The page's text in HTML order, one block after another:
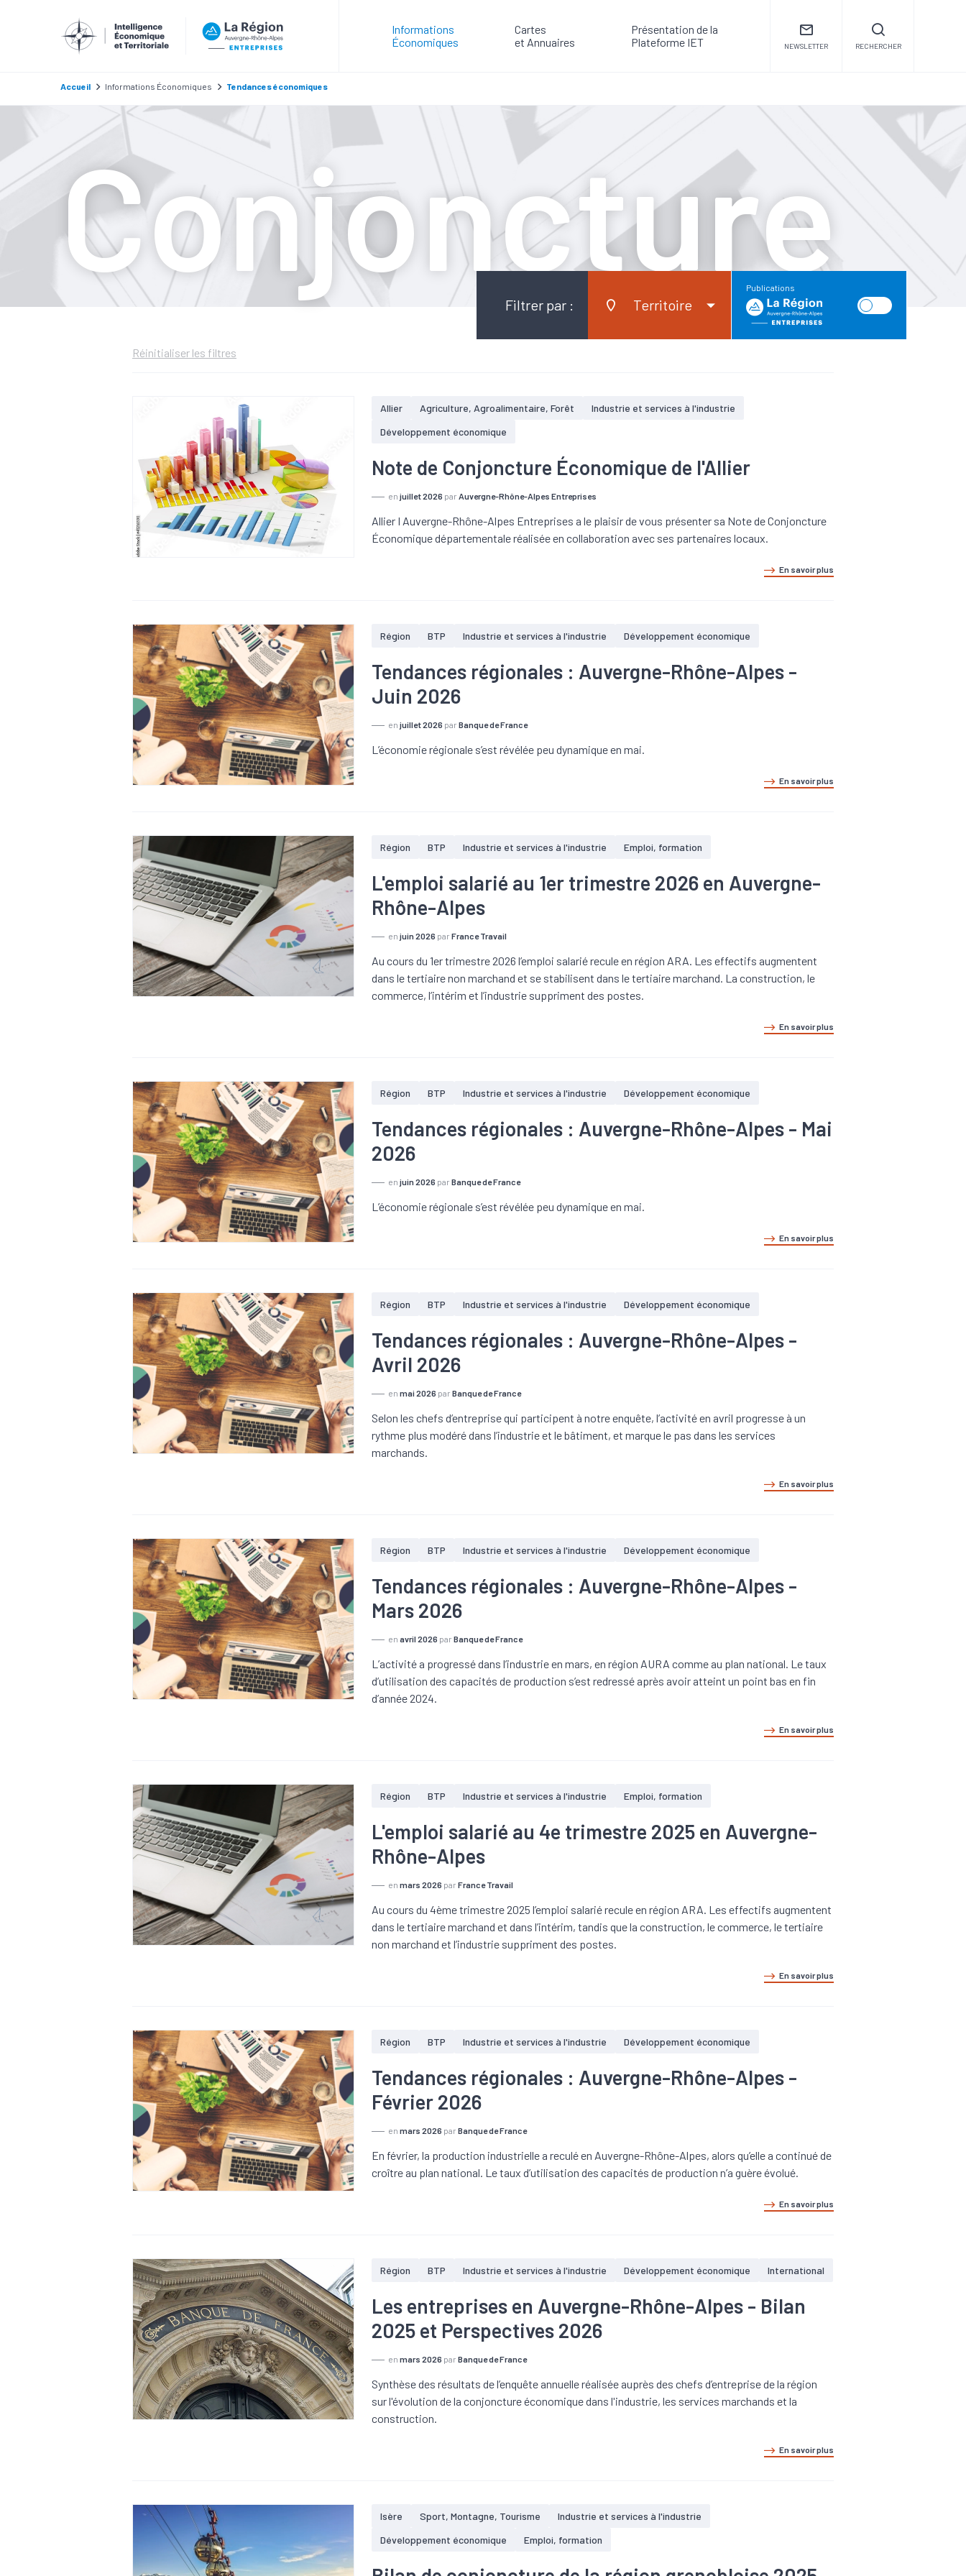
Informations
Économiques
Cartes
et Annuaires
Présentation de la
Plateforme IET
NEWSLETTER RECHERCHER
Accueil Informations Économiques Tendances économiques
Conjoncture
Filtrer par : Territoire
Publications
Réinitialiser les filtres
Allier Agriculture, Agroalimentaire, Forêt
Industrie et services à l'industrie
Développement économique
Note de Conjoncture Économique de l'Allier
enjuillet 2026 parAuvergne-Rhône-Alpes Entreprises
Allier I Auvergne-Rhône-Alpes Entreprises a le plaisir de vous présenter sa Note de Conjoncture
Économique départementale réalisée en collaboration avec ses partenaires locaux.
En savoir plus
Région BTP Industrie et services à l'industrie Développement économique
Tendances régionales : Auvergne-Rhône-Alpes -
Juin 2026
enjuillet 2026 parBanque de France
L’économie régionale s’est révélée peu dynamique en mai.
En savoir plus
Région BTP Industrie et services à l'industrie Emploi, formation
L'emploi salarié au 1er trimestre 2026 en Auvergne-
Rhône-Alpes
enjuin 2026 parFrance Travail
Au cours du 1er trimestre 2026 l’emploi salarié recule en région ARA. Les effectifs augmentent
dans le tertiaire non marchand et se stabilisent dans le tertiaire marchand. La construction, le
commerce, l’intérim et l’industrie suppriment des postes.
En savoir plus
Région BTP Industrie et services à l'industrie Développement économique
Tendances régionales : Auvergne-Rhône-Alpes - Mai
2026
enjuin 2026 parBanque de France
L’économie régionale s’est révélée peu dynamique en mai.
En savoir plus
Région BTP Industrie et services à l'industrie Développement économique
Tendances régionales : Auvergne-Rhône-Alpes -
Avril 2026
enmai 2026 parBanque de France
Selon les chefs d’entreprise qui participent à notre enquête, l’activité en avril progresse à un
rythme plus modéré dans l’industrie et le bâtiment, et marque le pas dans les services
marchands.
En savoir plus
Région BTP Industrie et services à l'industrie Développement économique
Tendances régionales : Auvergne-Rhône-Alpes -
Mars 2026
enavril 2026 parBanque de France
L’activité a progressé dans l’industrie en mars, en région AURA comme au plan national. Le taux
d’utilisation des capacités de production s’est redressé après avoir atteint un point bas en fin
d’année 2024.
En savoir plus
Région BTP Industrie et services à l'industrie Emploi, formation
L'emploi salarié au 4e trimestre 2025 en Auvergne-
Rhône-Alpes
enmars 2026 parFrance Travail
Au cours du 4ème trimestre 2025 l’emploi salarié recule en région ARA. Les effectifs augmentent
dans le tertiaire marchand et dans l’intérim, tandis que la construction, le commerce, le tertiaire
non marchand et l’industrie suppriment des postes.
En savoir plus
Région BTP Industrie et services à l'industrie Développement économique
Tendances régionales : Auvergne-Rhône-Alpes -
Février 2026
enmars 2026 parBanque de France
En février, la production industrielle a reculé en Auvergne-Rhône-Alpes, alors qu’elle a continué de
croître au plan national. Le taux d’utilisation des capacités de production n’a guère évolué.
En savoir plus
Région BTP Industrie et services à l'industrie Développement économique International
Les entreprises en Auvergne-Rhône-Alpes - Bilan
2025 et Perspectives 2026
enmars 2026 parBanque de France
Synthèse des résultats de l’enquête annuelle réalisée auprès des chefs d’entreprise de la région
sur l'évolution de la conjoncture économique dans l'industrie, les services marchands et la
construction.
En savoir plus
Isère Sport, Montagne, Tourisme
Industrie et services à l'industrie
Développement économique
Emploi, formation